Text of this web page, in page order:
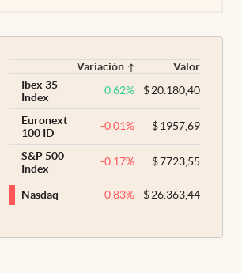
Variación
Valor
Ibex 35
Index
0,62% $20.180,40
Euronext
100 ID
-0,01% $1957,69
S&P 500
Index
-0,17% $7723,55
Nasdaq -0,83% $26.363,44